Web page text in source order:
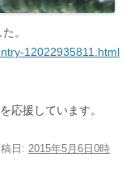
。
12022935811.html
応援しています。
稿日: 2015年5月6日0時